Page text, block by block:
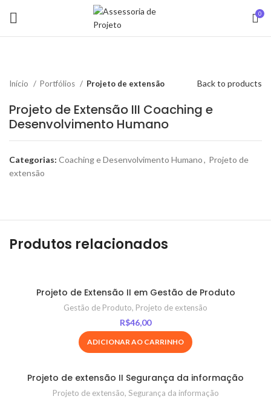
0
Início Portfólios Projeto de extensão Back to products
Projeto de Extensão III Coaching e
Desenvolvimento Humano
Categorias: Coaching e Desenvolvimento Humano, Projeto de
extensão
Produtos relacionados
Projeto de Extensão II em Gestão de Produto
Gestão de Produto, Projeto de extensão
R$46,00
ADICIONAR AO CARRINHO
Projeto de extensão II Segurança da informação
Projeto de extensão, Segurança da informação